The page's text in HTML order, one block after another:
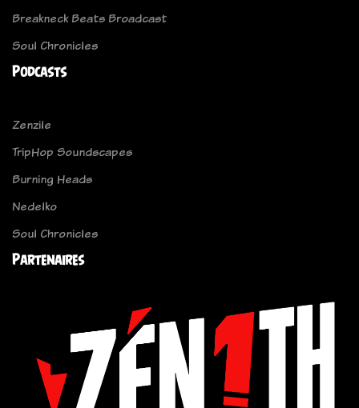
Breakneck Beats Broadcast
Soul Chronicles
Podcasts
Zenzile
TripHop Soundscapes
Burning Heads
Nedelko
Soul Chronicles
Partenaires